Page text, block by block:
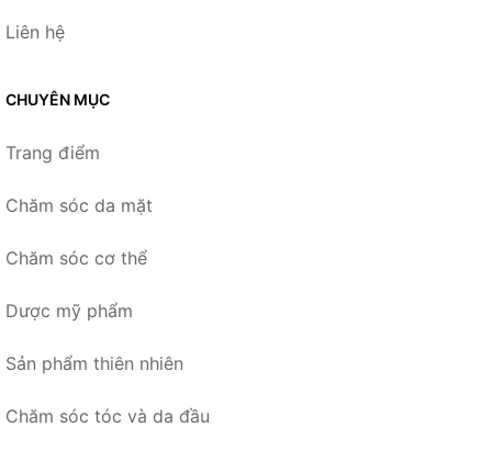
Liên hệ
CHUYÊN MỤC
Trang điểm
Chăm sóc da mặt
Chăm sóc cơ thể
Dược mỹ phẩm
Sản phẩm thiên nhiên
Chăm sóc tóc và da đầu